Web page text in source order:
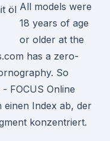
All models were
18 years of age
or older at the
has a zero-
So
FOCUS Online
einen Index ab, der
konzentriert.